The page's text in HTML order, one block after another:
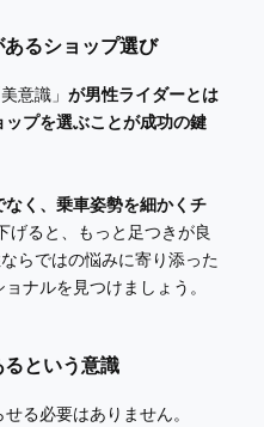
るショップ選び
意識」 が男性ライダーとは
プを選ぶことが成功の鍵
く、乗車姿勢を細かくチ
げると、もっと足つきが良
らではの悩みに寄り添った
ナルを見つけましょう。
という意識
る必要はありません。